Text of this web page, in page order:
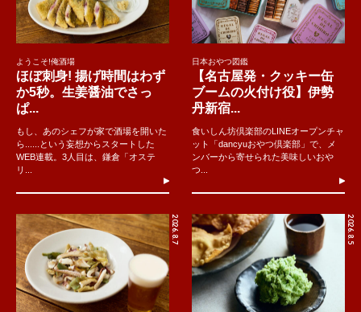
ようこそ!俺酒場
ほぼ刺身! 揚げ時間はわず
か5秒。生姜醤油でさっ
ぱ...
もし、あのシェフが家で酒場を開いた
ら......という妄想からスタートした
WEB連載。3人目は、鎌倉「オステ
リ...
日本おやつ図鑑
【名古屋発・クッキー缶
ブームの火付け役】伊勢
丹新宿...
食いしん坊倶楽部のLINEオープンチャ
ット「dancyuおやつ倶楽部」で、メ
ンバーから寄せられた美味しいおや
つ...
2026.8.7 2026.8.5